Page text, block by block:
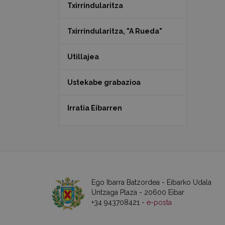
Txirrindularitza
Txirrindularitza, "A Rueda"
Utillajea
Ustekabe grabazioa
Irratia Eibarren
Ego Ibarra Batzordea - Eibarko Udala
Untzaga Plaza - 20600 Eibar
+34 943708421 - e-posta